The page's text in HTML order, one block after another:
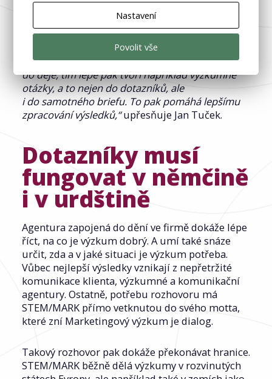
pomáhá, když si klient s agenturou vytvoří
„Důležitá je vzájemná důvěra
a porozumění, což platí nejen u výrobních firem.
Díky tomu se agentura může zapojit
do strategických rozhodování. Čím více je vtažena
do děje, tím lépe pak tvoří například výzkumné
otázky, a to nejen do dotazníků, ale
i do samotného briefu. To pak pomáhá lepšímu
zpracování výsledků,“upřesňuje Jan Tuček.
Dotazníky musí
fungovat v němčině
i v urdštině
Agentura zapojená do dění ve firmě dokáže lépe
říct, na co je výzkum dobrý. A umí také snáze
určit, zda a v jaké situaci je výzkum potřeba.
Vůbec nejlepší výsledky vznikají z nepřetržité
komunikace klienta, výzkumné a komunikační
agentury. Ostatně, potřebu rozhovoru má
STEM/MARK přímo vetknutou do svého motta,
které zní Marketingový výzkum je dialog.
Takový rozhovor pak dokáže překonávat hranice.
STEM/MARK běžně dělá výzkumy v rozvinutých
Nastavení
Povolit vše